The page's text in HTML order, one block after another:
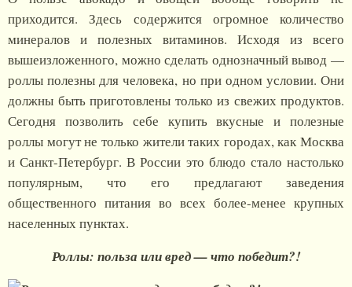
приходится. Здесь содержится огромное количество
минералов и полезных витаминов. Исходя из всего
вышеизложенного, можно сделать однозначный вывод —
роллы полезны для человека, но при одном условии. Они
должны быть приготовлены только из свежих продуктов.
Сегодня позволить себе купить вкусные и полезные
роллы могут не только жители таких городах, как Москва
и Санкт-Петербург. В России это блюдо стало настолько
популярным, что его предлагают заведения
общественного питания во всех более-менее крупных
населенных пунктах.
Роллы: польза или вред — что победит?!